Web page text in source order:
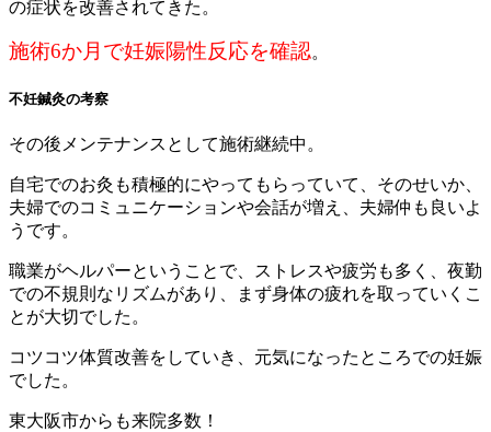
の症状を改善されてきた。
施術6か月で妊娠陽性反応を確認。
不妊鍼灸の考察
その後メンテナンスとして施術継続中。
自宅でのお灸も積極的にやってもらっていて、そのせいか、
夫婦でのコミュニケーションや会話が増え、夫婦仲も良いよ
うです。
職業がヘルパーということで、ストレスや疲労も多く、夜勤
での不規則なリズムがあり、まず身体の疲れを取っていくこ
とが大切でした。
コツコツ体質改善をしていき、元気になったところでの妊娠
でした。
東大阪市からも来院多数！